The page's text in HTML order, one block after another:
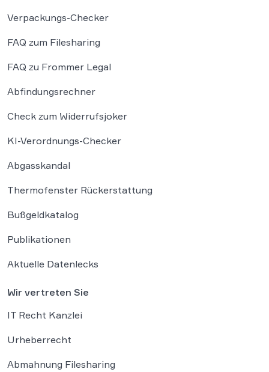
Verpackungs-Checker
FAQ zum Filesharing
FAQ zu Frommer Legal
Abfindungsrechner
Check zum Widerrufsjoker
KI-Verordnungs-Checker
Abgasskandal
Thermofenster Rückerstattung
Bußgeldkatalog
Publikationen
Aktuelle Datenlecks
Wir vertreten Sie
IT Recht Kanzlei
Urheberrecht
Abmahnung Filesharing